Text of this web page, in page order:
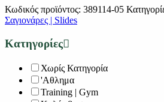
Κωδικός προϊόντος: 389114-05
Σαγιονάρες | Slides
Κατηγορίες
Χωρίς Κατηγορία
'Αθλημα
Training | Gym